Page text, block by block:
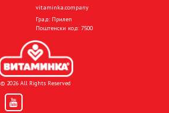
vitaminka.company
Град: Прилеп
Поштенски код: 7500
© 2026 All Rights Reserved